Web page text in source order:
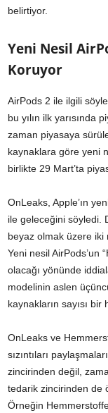
belirtiyor.
Yeni Nesil
Koruyor
AirPods 2 ile ilgili
bu yılın ilk yarısında
zaman piyasaya
kaynaklara göre yeni
birlikte 29 Mart’ta
OnLeaks, Apple’ın
ile geleceğini söyledi.
beyaz olmak üzere iki
Yeni nesil AirPods’un
olacağı yönünde
modelinin aslen
kaynakların sayısı bir
OnLeaks ve
sızıntıları
zincirinden değil,
tedarik zincirinden de
Örneğin